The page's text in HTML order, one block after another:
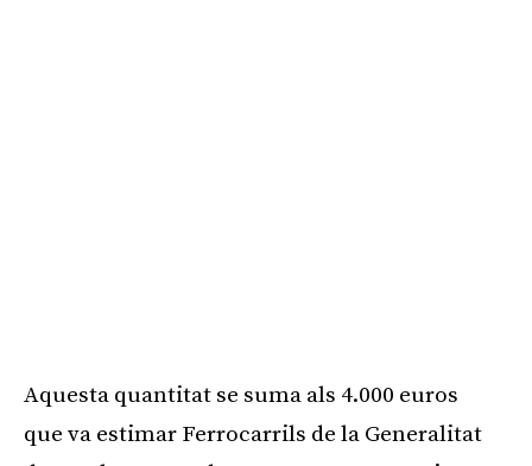
Aquesta quantitat se suma als 4.000 euros
que va estimar Ferrocarrils de la Generalitat